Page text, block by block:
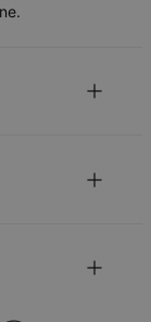
x 24.99mm